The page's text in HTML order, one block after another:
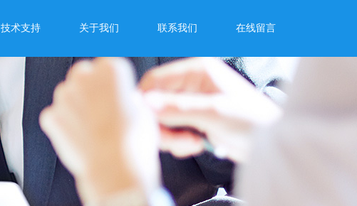
技术支持 关于我们 联系我们 在线留言